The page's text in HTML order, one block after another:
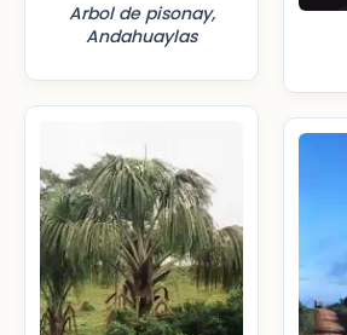
Arbol de pisonay,
Andahuaylas